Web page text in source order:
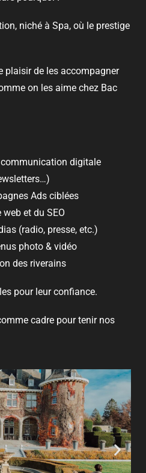
niché à Spa, où le prestige
plaisir de les accompagner
on les aime chez Bac
digitale
Ads ciblées
et du SEO
(radio, presse, etc.)
photo & vidéo
des riverains
pour leur confiance.
cadre pour tenir nos